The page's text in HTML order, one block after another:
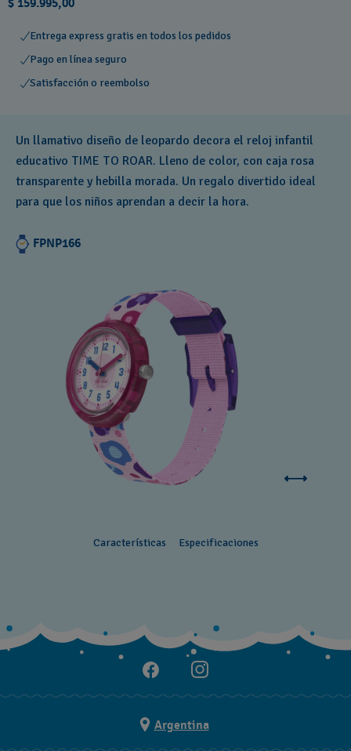
$ 159.995,00
Entrega express gratis en todos los pedidos
Pago en línea seguro
Satisfacción o reembolso
Un llamativo diseño de leopardo decora el reloj infantil
educativo TIME TO ROAR. Lleno de color, con caja rosa
transparente y hebilla morada. Un regalo divertido ideal
para que los niños aprendan a decir la hora.
FPNP166
Características Especificaciones
Argentina